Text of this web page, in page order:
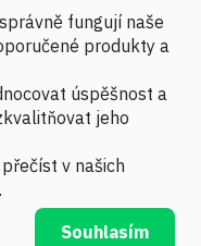
fungují naše
produkty a
úspěšnost a
jeho
v našich
.
Souhlasím